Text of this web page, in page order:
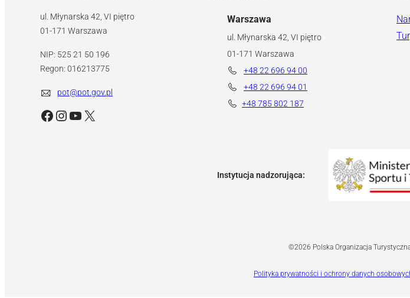
ul. Młynarska 42, VI piętro
01-171 Warszawa
NIP: 525 21 50 196
Regon: 016213775
pot@pot.gov.pl
Facebook Instagram YouTube X
Warszawa
ul. Młynarska 42, VI piętro
01-171 Warszawa
+48 22 696 94 00
+48 22 696 94 01
+48 785 802 187
Instytucja nadzorująca:
©2026 Polska Organizacja
Polityka prywatności i ochrony danych